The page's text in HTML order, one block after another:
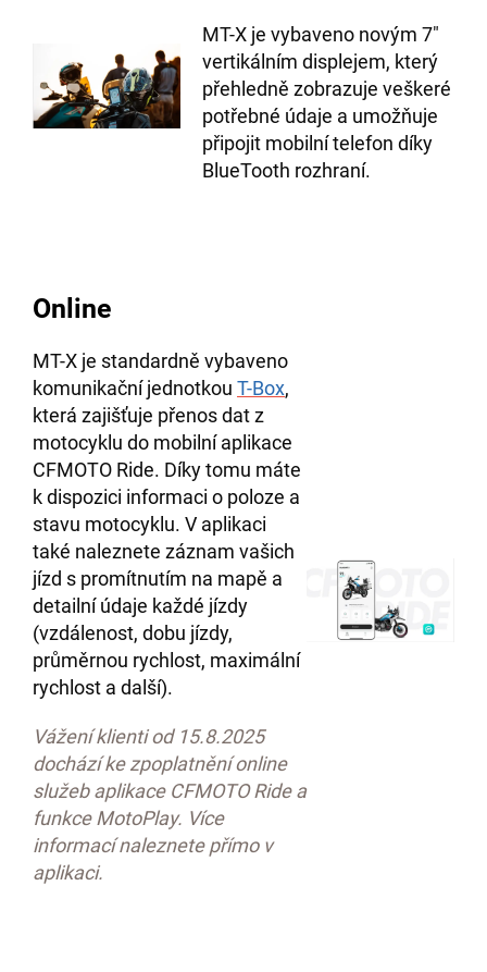
MT-X je vybaveno novým 7″
vertikálním displejem, který
přehledně zobrazuje veškeré
potřebné údaje a umožňuje
připojit mobilní telefon díky
BlueTooth rozhraní.
Online
MT-X je standardně vybaveno
komunikační jednotkou T-Box,
která zajišťuje přenos dat z
motocyklu do mobilní aplikace
CFMOTO Ride. Díky tomu máte
k dispozici informaci o poloze a
stavu motocyklu. V aplikaci
také naleznete záznam vašich
jízd s promítnutím na mapě a
detailní údaje každé jízdy
(vzdálenost, dobu jízdy,
průměrnou rychlost, maximální
rychlost a další).
Vážení klienti od 15.8.2025
dochází ke zpoplatnění online
služeb aplikace CFMOTO Ride a
funkce MotoPlay. Více
informací naleznete přímo v
aplikaci.